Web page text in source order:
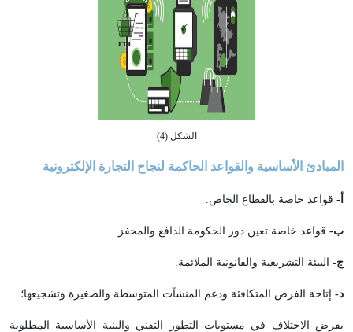
الشكل (4)
المبادئ الأساسية والقواعد الحاكمة لنجاح التجارة الإلكترونية
أ- قواعد خاصة بالقطاع الخاص.
ب- قواعد خاصة تعين دور الحكومة الدافع والمحفز.
ج- البيئة التشريعية والقانونية الملائمة.
د- إتاحة الفرص المتكافئة ودعم المنشآت المتوسطة والصغيرة وتشجيعها؛
يفرض الاختلاف في مستويات التطور التقني والبنية الأساسية المطلوبة